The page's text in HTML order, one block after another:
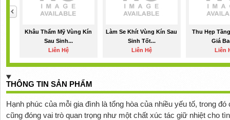
Khâu Thẩm Mỹ Vùng Kín
Sau Sinh...
Liên Hệ
Làm Se Khít Vùng Kín Sau
Sinh Tốt...
Liên Hệ
Thu Hẹp
Giá
Liên
THÔNG TIN SẢN PHẨM
Hạnh phúc của mỗi gia đình là tổng hòa của nhiều yếu tố, trong
cũng đóng vai trò quan trọng như một chất xúc tác giữ nhiệt cho